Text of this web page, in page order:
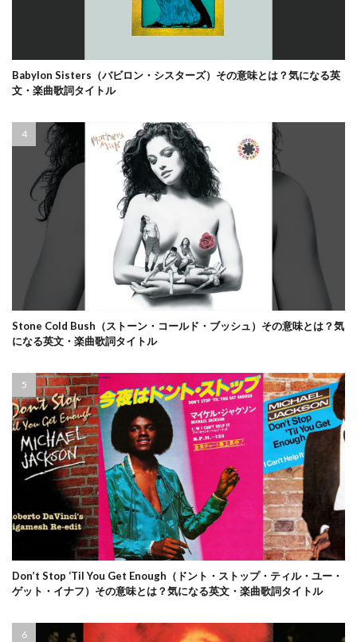
Babylon Sisters（バビロン・シスターズ）その意味とは？気になる英
文・楽曲歌詞タイトル
Stone Cold Bush（ストーン・コールド・ブッシュ）その意味とは？気
になる英文・楽曲歌詞タイトル
Don’t Stop ‘Til You Get Enough（ドント・ストップ・ティル・ユー・
ゲット・イナフ）その意味とは？気になる英文・楽曲歌詞タイトル